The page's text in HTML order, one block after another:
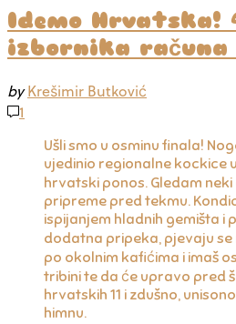
Idemo Hrvatska!
izbornika računa
by Krešimir Butković
1
Ušli smo u osminu finala!
ujedinio regionalne kockice
hrvatski ponos. Gledam
pripreme pred tekmu.
ispijanjem hladnih gemišta i
dodatna pripeka, pjevaju
po okolnim kafićima i imaš
tribini te da će upravo pred
hrvatskih 11 i zdušno,
himnu.